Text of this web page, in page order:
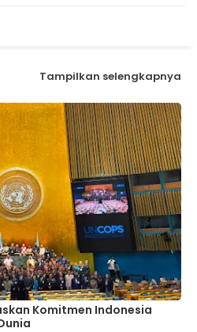
Tampilkan selengkapnya
Komitmen Indonesia